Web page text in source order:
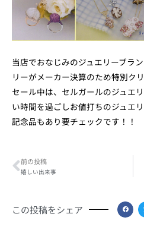
当店でおなじみのジュエリーブラ
リーがメーカー決算のため特別ク
セール中は、セルガールのジュエ
い時間を過ごしお値打ちのジュエ
記念品もあり要チェックです！！
Prev
前の投稿
嬉しい出来事
この投稿をシェア